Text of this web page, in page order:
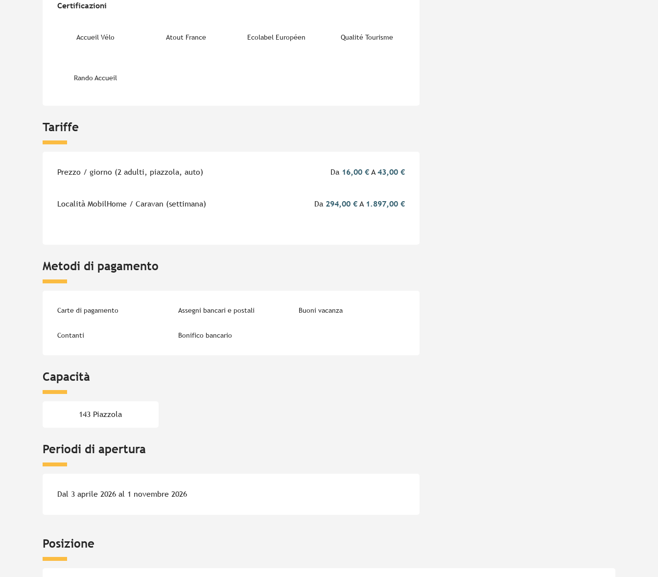
Certificazioni
Certificazioni
Accueil Vélo Atout France Ecolabel Européen Qualité Tourisme
Rando Accueil
Tariffe
Tariffe 2026
Prezzo / giorno (2 adulti, piazzola, auto) Da 16,00 € A43,00 €
Località MobilHome / Caravan (settimana) Da 294,00 € A 1.897,00 €
Metodi di pagamento
Carte di pagamento Assegni bancari e postali Buoni vacanza
Contanti Bonifico bancario
Capacità
143 Piazzola
Periodi di apertura
Dal 3 aprile 2026 al 1 novembre 2026
Posizione